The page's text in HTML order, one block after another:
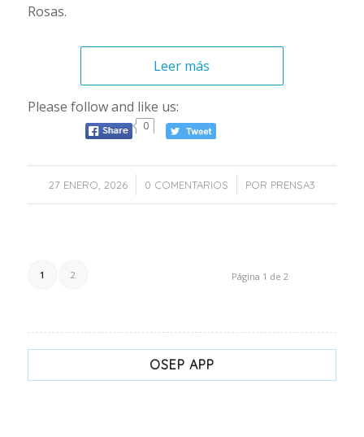
Rosas.
Leer más
Please follow and like us:
0
27 ENERO, 2026
/ 0 COMENTARIOS
/ POR PRENSA3
Página 1 de 2
1 2
OSEP APP